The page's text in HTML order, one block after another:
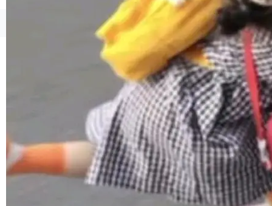
理、细节与真实世界质感； 更准确的中英文文字
生成与复杂版式组织； 更稳定的图...
©OSCHINA(OSChina.NET) 京ICP备2025119063号